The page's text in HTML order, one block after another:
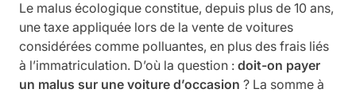
Le malus écologique constitue, depuis plus de 10 ans,
une taxe appliquée lors de la vente de voitures
considérées comme polluantes, en plus des frais liés
à l’immatriculation. D’où la question : doit-on payer
un malus sur une voiture d’occasion ? La somme à